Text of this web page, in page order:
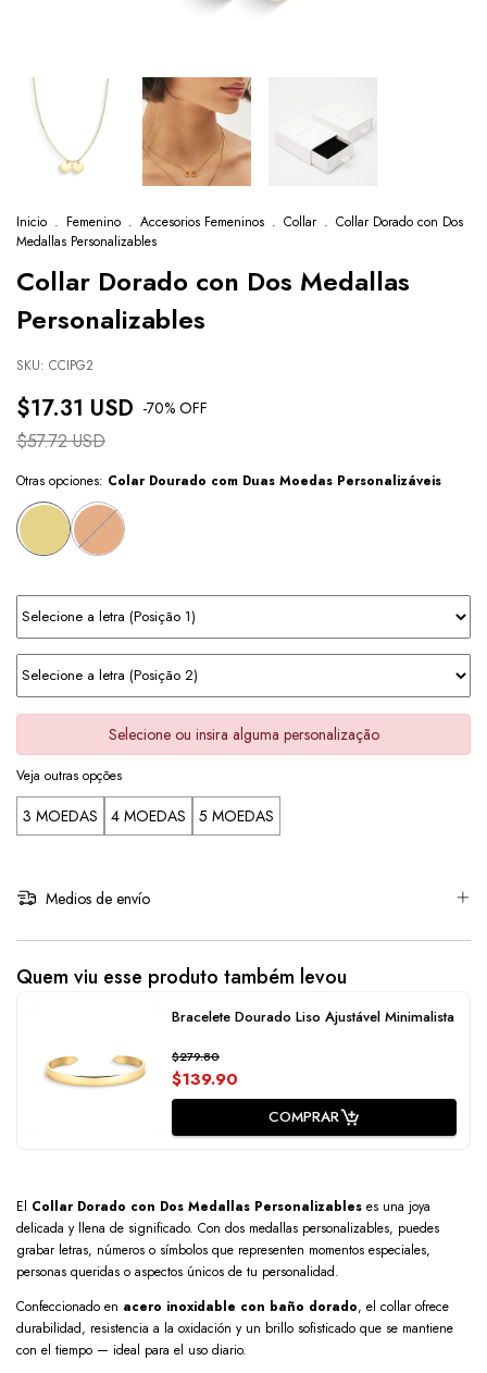
Inicio . Femenino . Accesorios Femeninos . Collar . Collar Dorado con Dos
Medallas Personalizables
Collar Dorado con Dos Medallas
Personalizables
SKU: CCIPG2
$17.31 USD -70% OFF
$57.72 USD
Otras opciones: Colar Dourado com Duas Moedas Personalizáveis
Selecione ou insira alguma personalização
Veja outras opções
3 MOEDAS 4 MOEDAS 5 MOEDAS
Medios de envío
Quem viu esse produto também levou
Bracelete Dourado Liso Ajustável Minimalista
$279.80
$139.90
COMPRAR
El Collar Dorado con Dos Medallas Personalizables es una joya
delicada y llena de significado. Con dos medallas personalizables, puedes
grabar letras, números o símbolos que representen momentos especiales,
personas queridas o aspectos únicos de tu personalidad.
Confeccionado en acero inoxidable con baño dorado, el collar ofrece
durabilidad, resistencia a la oxidación y un brillo sofisticado que se mantiene
con el tiempo — ideal para el uso diario.